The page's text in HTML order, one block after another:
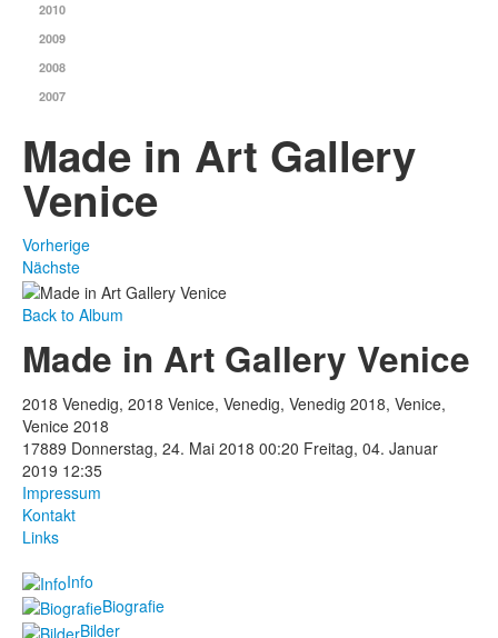
2010
2009
2008
2007
Made in Art Gallery
Venice
Vorherige
Nächste
Back to Album
Made in Art Gallery Venice
2018 Venedig, 2018 Venice, Venedig, Venedig 2018, Venice,
Venice 2018
17889 Donnerstag, 24. Mai 2018 00:20 Freitag, 04. Januar
2019 12:35
Impressum
Kontakt
Links
Info
Biografie
Bilder